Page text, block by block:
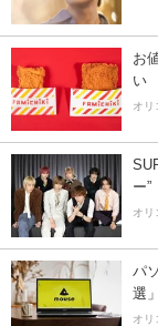
お
い
オリ
ー”
オリ
パ
選」
オリ